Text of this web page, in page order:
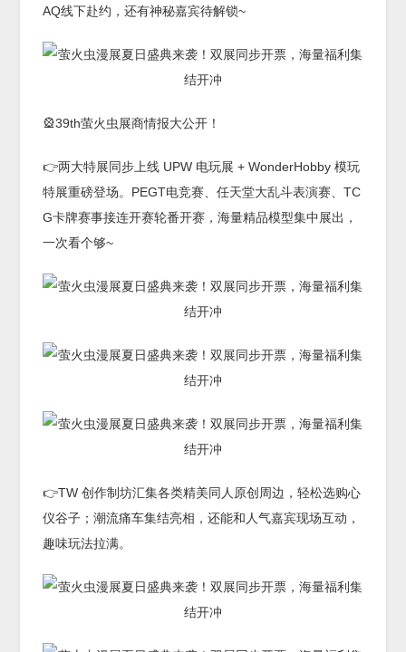
AQ线下赴约，还有神秘嘉宾待解锁~
🎡39th萤火虫展商情报大公开！
👉两大特展同步上线 UPW 电玩展 + WonderHobby 模玩
特展重磅登场。PEGT电竞赛、任天堂大乱斗表演赛、TC
G卡牌赛事接连开赛轮番开赛，海量精品模型集中展出，
一次看个够~
👉TW 创作制坊汇集各类精美同人原创周边，轻松选购心
仪谷子；潮流痛车集结亮相，还能和人气嘉宾现场互动，
趣味玩法拉满。